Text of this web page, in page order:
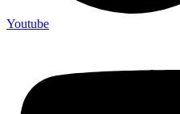
Youtube